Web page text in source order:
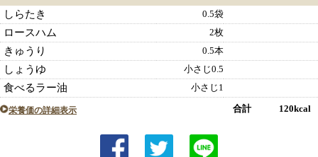
しらたき 0.5袋
ロースハム 2枚
きゅうり 0.5本
しょうゆ 小さじ0.5
食べるラー油 小さじ1
栄養価の詳細表示 合計 120kcal